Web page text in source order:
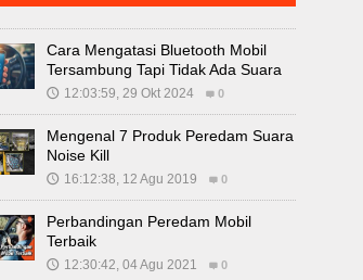
Cara Mengatasi Bluetooth Mobil
Tersambung Tapi Tidak Ada Suara
🕔 12:03:59, 29 Okt 2024 0
Mengenal 7 Produk Peredam Suara
Noise Kill
🕔 16:12:38, 12 Agu 2019 0
Perbandingan Peredam Mobil
Terbaik
🕔 12:30:42, 04 Agu 2021 0